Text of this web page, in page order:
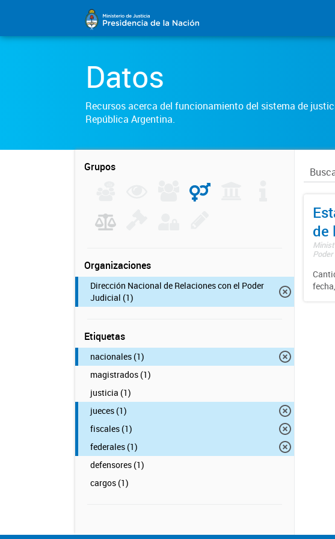
Datos
Recursos acerca del funcionamiento del sistema de
República Argentina.
Grupos
Organizaciones
Dirección Nacional de Relaciones con el Poder
Judicial (1)
Etiquetas
nacionales (1)
magistrados (1)
justicia (1)
jueces (1)
fiscales (1)
federales (1)
defensores (1)
cargos (1)
de